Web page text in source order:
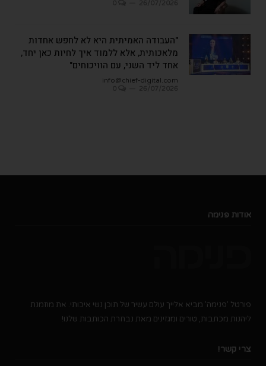
"העבודה האמיתית היא לא לחפש אחדות
מלאכותית, אלא ללמוד איך לחיות כאן יחד,
אחד ליד השני, עם הוויכוחים"
info@chief-digital.com
אודות פנימה
פורטל 'פנימה' מביא אלייך עולם עשיר של תוכן נשי איכותי. את מוזמנת
ליהנות מכתבות, טורים ומגזינים מאת נבחרת הכותבות שלנו!
צרי קשר!